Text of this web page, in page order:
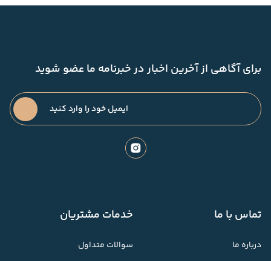
برای آگاهی از آخرین اخبار در خبرنامه ما عضو شوید
تماس با ما
درباره ما
خدمات مشتریان
سوالات متداول